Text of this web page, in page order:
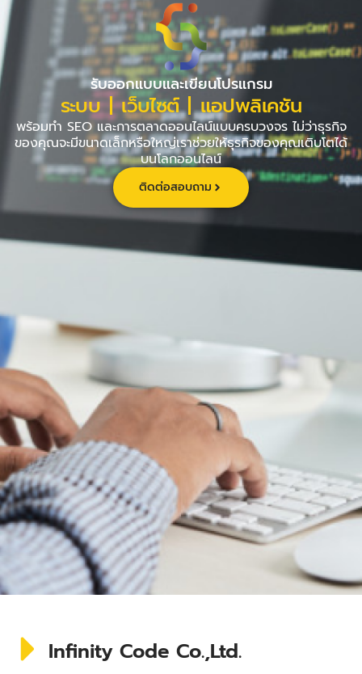
Skip
to
content
รับออกแบบและเขียนโปรแกรม
ระบบ | เว็บไซต์ | แอปพลิเคชัน
พร้อมทำ SEO และการตลาดออนไลน์แบบครบวงจร ไม่ว่าธุรกิจ
ของคุณจะมีขนาดเล็กหรือใหญ่เราช่วยให้ธุรกิจของคุณเติบโตได้
บนโลกออนไลน์
ติดต่อสอบถาม
Infinity Code Co.,Ltd.